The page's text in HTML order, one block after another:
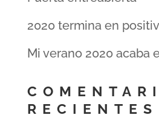
2020 termina en
Mi verano 2020 acaba
RECIENTES